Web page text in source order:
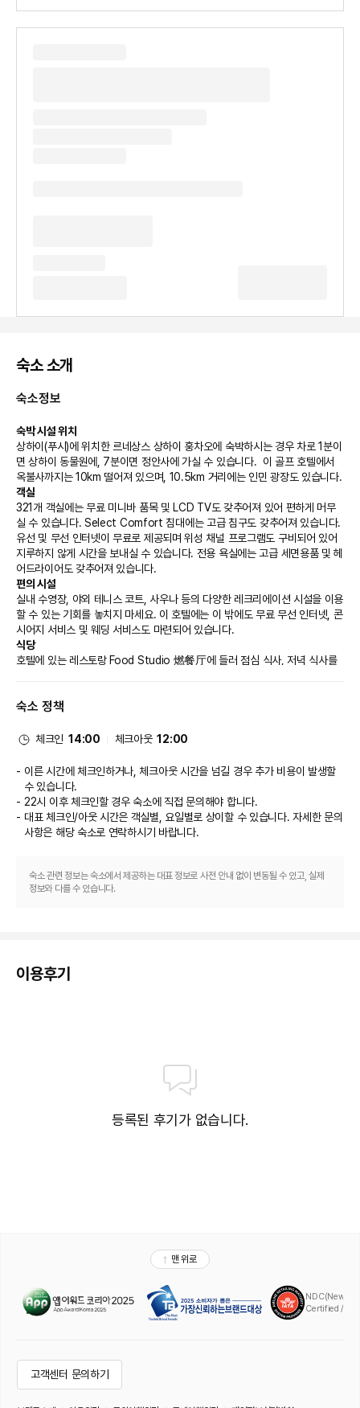
숙소 소개
숙소정보
숙박 시설 위치
상하이(푸시)에 위치한 르네상스 상하이 훙차오에 숙박하시는 경우 차로 1분이
면 상하이 동물원에, 7분이면 정안사에 가실 수 있습니다.  이 골프 호텔에서
옥불사까지는 10km 떨어져 있으며, 10.5km 거리에는 인민 광장도 있습니다.
객실
321개 객실에는 무료 미니바 품목 및 LCD TV도 갖추어져 있어 편하게 머무
실 수 있습니다. Select Comfort 침대에는 고급 침구도 갖추어져 있습니다.
유선 및 무선 인터넷이 무료로 제공되며 위성 채널 프로그램도 구비되어 있어
지루하지 않게 시간을 보내실 수 있습니다. 전용 욕실에는 고급 세면용품 및 헤
어드라이어도 갖추어져 있습니다.
편의 시설
실내 수영장, 야외 테니스 코트, 사우나 등의 다양한 레크리에이션 시설을 이용
할 수 있는 기회를 놓치지 마세요. 이 호텔에는 이 밖에도 무료 무선 인터넷, 콘
시어지 서비스 및 웨딩 서비스도 마련되어 있습니다.
식당
호텔에 있는 레스토랑 Food Studio 燃餐厅에 들러 점심 식사, 저녁 식사를
소하실 수 있어요. 아침 식사(뷔페)를 매일 06:30 ~ 10:30에 유료로 이용하
비즈니스, 기타 편의시설
간편 체크아웃 등이 있습니다. 상하이에서의 행사를 계획하시나요? 이 호텔에
는 컨퍼런스 공간 및 회의실 등으로 구성된 2300 제곱미터 크기의 공간이 마
련되어 있습니다. 시설 내에서 무료 셀프 주차 이용이 가능합니다.
숙소 정책
체크인 14:00 체크아웃 12:00
이른 시간에 체크인하거나, 체크아웃 시간을 넘길 경우 추가 비용이 발생할
수 있습니다.
22시 이후 체크인할 경우 숙소에 직접 문의해야 합니다.
대표 체크인/아웃 시간은 객실별, 요일별로 상이할 수 있습니다. 자세한 문의
사항은 해당 숙소로 연락하시기 바랍니다.
숙소 관련 정보는 숙소에서 제공하는 대표 정보로 사전 안내 없이 변동될 수 있고, 실제
정보와 다를 수 있습니다.
이용후기
등록된 후기가 없습니다.